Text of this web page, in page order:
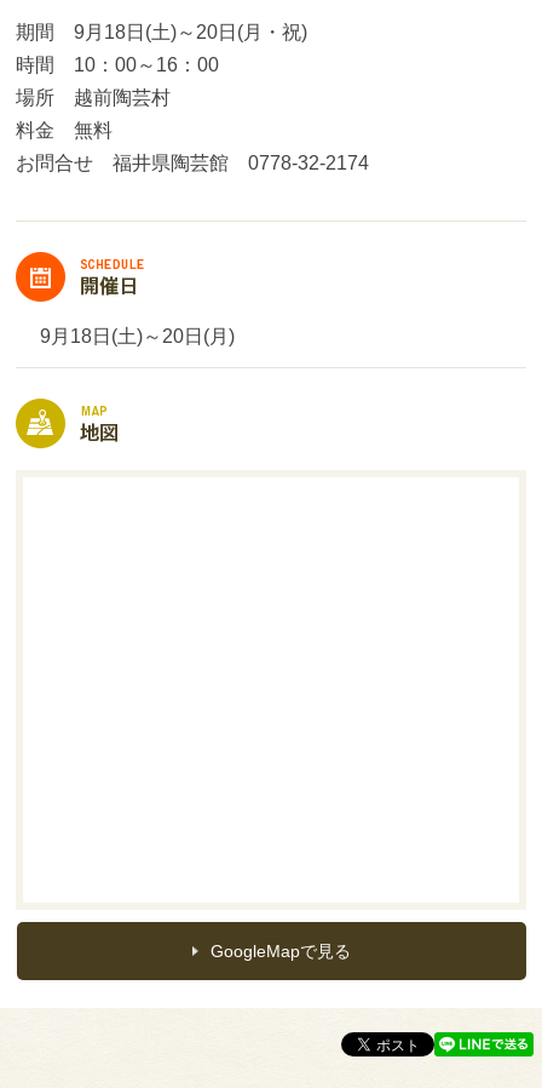
期間 9月18日(土)～20日(月・祝)
時間 10：00～16：00
場所 越前陶芸村
料金 無料
お問合せ 福井県陶芸館 0778-32-2174
9月18日(土)～20日(月)
GoogleMapで見る